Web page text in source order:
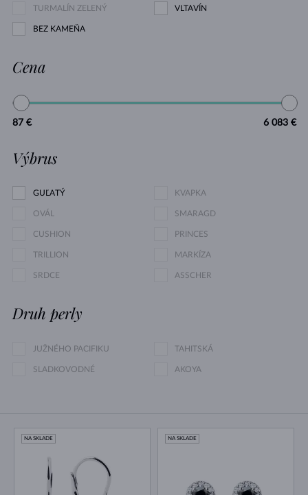
TURMALÍN ZELENÝ VLTAVÍN
BEZ KAMEŇA
Cena
87 € 6 083 €
Výbrus
GUĽATÝ KVAPKA
OVÁL SMARAGD
CUSHION PRINCES
TRILLION MARKÍZA
SRDCE ASSCHER
Druh perly
JUŽNÉHO PACIFIKU TAHITSKÁ
SLADKOVODNÉ AKOYA
NA SKLADE NA SKLADE